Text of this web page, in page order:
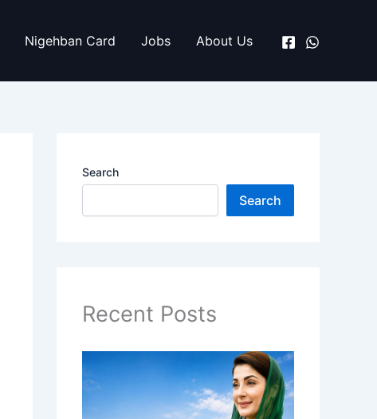
Nigehban Card Jobs About Us
Search
Search
Recent Posts